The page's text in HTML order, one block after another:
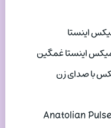
اینستا
اینستا غمگین
با صدای زن